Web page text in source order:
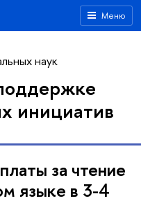
Меню
наук
инициатив
за чтение
языке в 3-4